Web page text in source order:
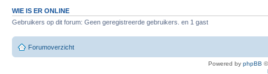
WIE IS ER ONLINE
Gebruikers op dit forum: Geen geregistreerde gebruikers. en 1 gast
Forumoverzicht
Powered by phpBB